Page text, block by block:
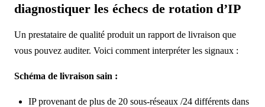
diagnostiquer les échecs de rotation d’IP
Un prestataire de qualité produit un rapport de livraison que
vous pouvez auditer. Voici comment interpréter les signaux :
Schéma de livraison sain :
IP provenant de plus de 20 sous-réseaux /24 différents dans